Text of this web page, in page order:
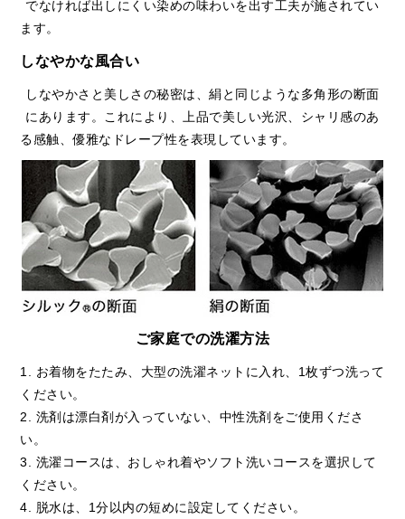
でなければ出しにくい染めの味わいを出す工夫が施されてい
ます。
しなやかな風合い
しなやかさと美しさの秘密は、絹と同じような多角形の断面
にあります。これにより、上品で美しい光沢、シャリ感のあ
る感触、優雅なドレープ性を表現しています。
ご家庭での洗濯方法
1. お着物をたたみ、大型の洗濯ネットに入れ、1枚ずつ洗って
ください。
2. 洗剤は漂白剤が入っていない、中性洗剤をご使用くださ
い。
3. 洗濯コースは、おしゃれ着やソフト洗いコースを選択して
ください。
4. 脱水は、1分以内の短めに設定してください。